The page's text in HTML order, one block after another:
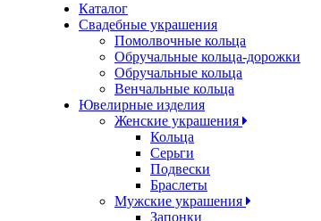
Каталог
Свадебные украшения
Помолвочные кольца
Обручальные кольца-дорожки
Обручальные кольца
Венчальные кольца
Ювелирные изделия
Женские украшения
Кольца
Серьги
Подвески
Браслеты
Мужские украшения
Запонки